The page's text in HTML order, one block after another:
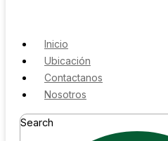
Inicio
Ubicación
Contactanos
Nosotros
Search